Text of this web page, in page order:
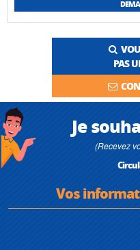
PAS
Je
(Recevez
Vos